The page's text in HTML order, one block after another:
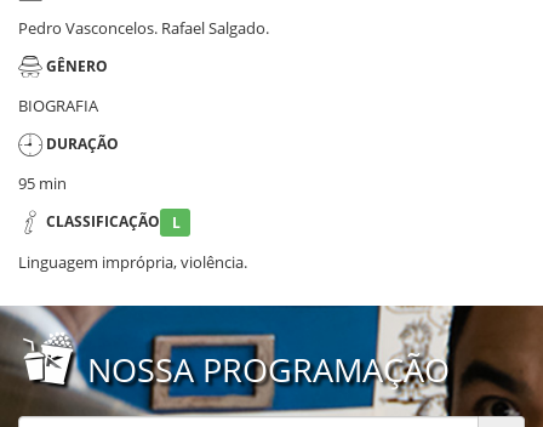
Pedro Vasconcelos. Rafael Salgado.
GÊNERO
BIOGRAFIA
DURAÇÃO
95 min
CLASSIFICAÇÃO L
Linguagem imprópria, violência.
NOSSA PROGRAMAÇÃO